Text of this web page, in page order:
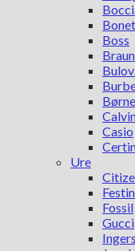
Boss
Braun
Casio
Ure
Fossil
Gucci